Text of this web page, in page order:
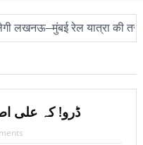
रेल यात्रा की तस्वीर?
ڈرو! کہ علی اصغر۴ عالمی